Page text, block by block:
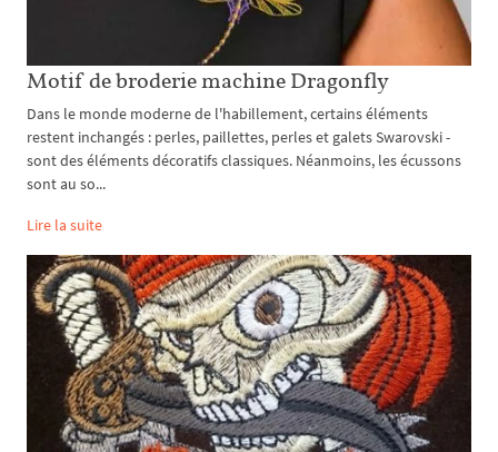
Motif de broderie machine Dragonfly
Dans le monde moderne de l'habillement, certains éléments
restent inchangés : perles, paillettes, perles et galets Swarovski -
sont des éléments décoratifs classiques. Néanmoins, les écussons
sont au so...
Lire la suite